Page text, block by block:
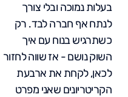
בעלות נמוכה ובלי צורך
לנתח אף חברה לבד. רק
כשתרגיש בנוח עם איך
השוק נושם - אז שווה לחזור
לכאן, לקחת את ארבעת
הקריטריונים שאני מפרט